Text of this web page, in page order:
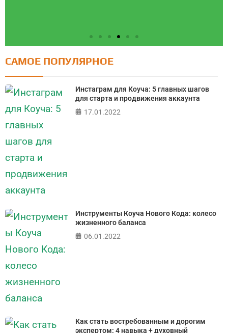
Тест: Социотип Личности
Филатовой
САМОЕ ПОПУЛЯРНОЕ
Инстаграм для Коуча: 5 главных шагов
для старта и продвижения аккаунта
17.01.2022
Инструменты Коуча Нового Кода: колесо
жизненного баланса
06.01.2022
Как стать востребованным и дорогим
экспертом: 4 навыка + духовный